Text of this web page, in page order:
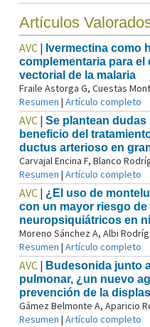
Artículos
AVC | Ivermectina como
complementaria para el
vectorial de la malaria
Fraile Astorga G, Cuestas
Resumen | Artículo completo
AVC | Se plantean dudas
beneficio del
ductus arterioso en
Carvajal Encina F, Blanco
Resumen | Artículo completo
AVC | ¿El uso de
con un mayor riesgo de
neuropsiquiátricos en
Moreno Sánchez A, Albi
Resumen | Artículo completo
AVC | Budesonida junto
pulmonar, ¿un nuevo
prevención de la
Gámez Belmonte A, Aparicio
Resumen | Artículo completo